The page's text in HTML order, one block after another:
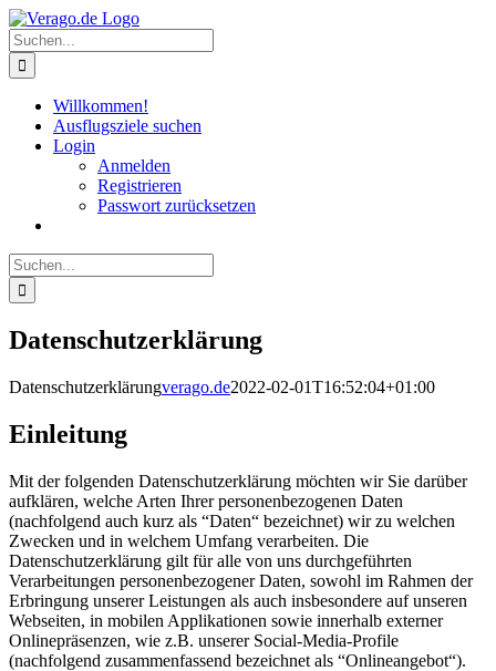
Zum
Inhalt
springen
Suche
nach:
Willkommen!
Ausflugsziele suchen
Login
Anmelden
Registrieren
Passwort zurücksetzen
Suche
nach:
Datenschutzerklärung
Datenschutzerklärungverago.de2022-02-01T16:52:04+01:00
Einleitung
Mit der folgenden Datenschutzerklärung möchten wir Sie darüber
aufklären, welche Arten Ihrer personenbezogenen Daten
(nachfolgend auch kurz als “Daten“ bezeichnet) wir zu welchen
Zwecken und in welchem Umfang verarbeiten. Die
Datenschutzerklärung gilt für alle von uns durchgeführten
Verarbeitungen personenbezogener Daten, sowohl im Rahmen der
Erbringung unserer Leistungen als auch insbesondere auf unseren
Webseiten, in mobilen Applikationen sowie innerhalb externer
Onlinepräsenzen, wie z.B. unserer Social-Media-Profile
(nachfolgend zusammenfassend bezeichnet als “Onlineangebot“).